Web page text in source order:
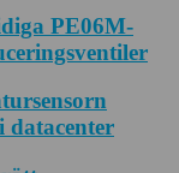
PE06M-
datacenter